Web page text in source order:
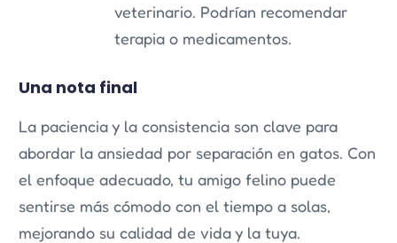
veterinario. Podrían recomendar
terapia o medicamentos.
Una nota final
La paciencia y la consistencia son clave para
abordar la ansiedad por separación en gatos. Con
el enfoque adecuado, tu amigo felino puede
sentirse más cómodo con el tiempo a solas,
mejorando su calidad de vida y la tuya.